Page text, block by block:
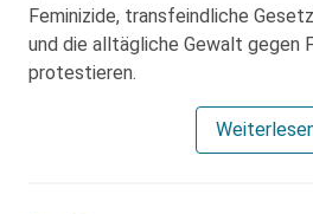
Feminizide, transfeindliche
und die alltägliche Gewalt gegen
protestieren.